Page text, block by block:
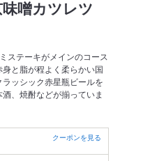
噌カツレツ
ステーキがメインのコース
と脂が程よく柔らかい国
ッシック赤星瓶ビールを
、焼酎などが揃っていま
クーポンを見る